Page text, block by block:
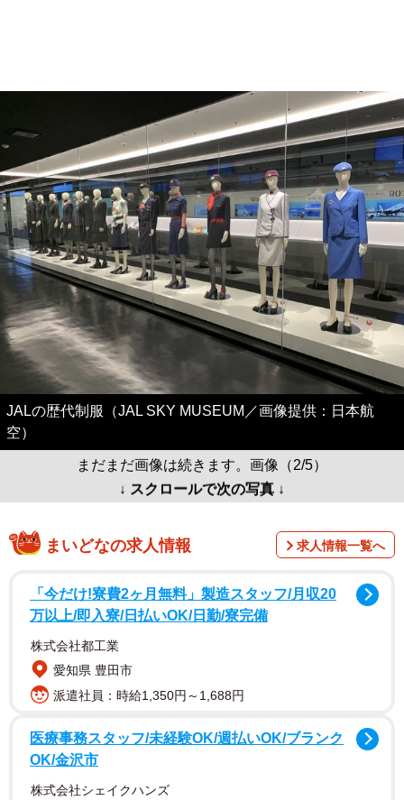
JALの歴代制服（JAL SKY MUSEUM／画像提供：日本航
空）
まだまだ画像は続きます。画像（2/5）
↓ スクロールで次の写真 ↓
まいどなの求人情報 求人情報一覧へ
「今だけ!寮費2ヶ月無料」製造スタッフ/月収20
万以上/即入寮/日払いOK/日勤/寮完備
株式会社都工業
愛知県 豊田市
派遣社員：時給1,350円～1,688円
医療事務スタッフ/未経験OK/週払いOK/ブランク
OK/金沢市
株式会社シェイクハンズ